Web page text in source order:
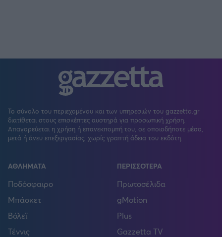
Το σύνολο του περιεχομένου και των υπηρεσιών του gazzetta.gr
διατίθεται στους επισκέπτες αυστηρά για προσωπική χρήση.
Απαγορεύεται η χρήση ή επανεκπομπή του, σε οποιοδήποτε μέσο,
μετά ή άνευ επεξεργασίας, χωρίς γραπτή άδεια του εκδότη.
ΑΘΛΗΜΑΤΑ
Ποδόσφαιρο
Μπάσκετ
Βόλεϊ
Τέννις
ΠΕΡΙΣΣΟΤΕΡΑ
Πρωτοσέλιδα
gMotion
Plus
Gazzetta TV